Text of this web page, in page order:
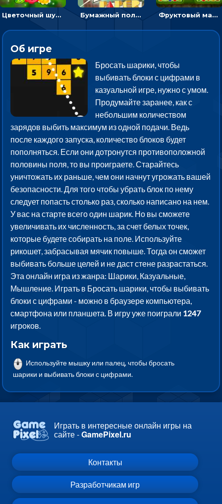
Цветочный шутер: стрелять пчелками по цветам Бумажный полет: бросай самолетик и собери бонусы Фруктовый маджонг - найти одинаковые плитки головоломки
Об игре
Бросать шарики, чтобы
выбивать блоки с цифрами в
казуальной игре, нужно с умом.
Продумайте заранее, как с
небольшим количеством
зарядов выбить максимум из одной подачи. Ведь
после каждого запуска, количество блоков будет
пополняться. Если они дотронутся противоположной
половины поля, то вы проиграете. Старайтесь
уничтожать их раньше, чем они начнут угрожать вашей
безопасности. Для того чтобы убрать блок по нему
следует попасть столько раз, сколько написано на нем.
У вас на старте всего один шарик. Но вы сможете
увеличивать их численность, за счет белых точек,
которые будете собирать на поле. Используйте
рикошет, забрасывая мячик повыше. Тогда он сможет
выбивать больше целей и не даст стене разрастаться.
Эта онлайн игра из жанра: Шарики, Казуальные,
Мышление. Играть в Бросать шарики, чтобы выбивать
блоки с цифрами - можно в браузере компьютера,
смартфона или планшета. В игру уже поиграли 1247
игроков.
Как играть
Используйте мышку или палец, чтобы бросать
шарики и выбивать блоки с цифрами.
Играть в интересные онлайн игры на
сайте -GamePixel.ru
Контакты
Разработчикам игр